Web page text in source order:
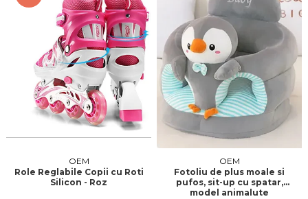
OEM
Role Reglabile Copii cu Roti
Silicon - Roz
OEM
Fotoliu de plus moale si
pufos, sit-up cu spatar,
model animalute